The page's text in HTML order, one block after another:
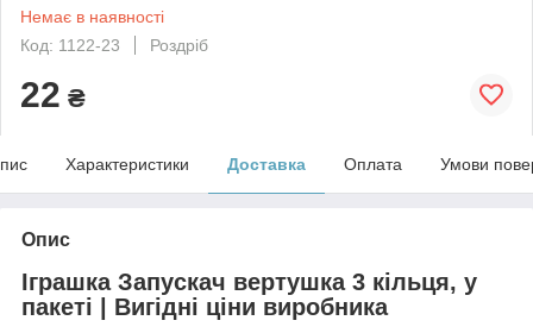
Немає в наявності
Код: 1122-23
Роздріб
22 ₴
Характеристики Доставка Оплата Умови
Опис
Іграшка Запускач вертушка 3 кільця, у
пакеті | Вигідні ціни виробника